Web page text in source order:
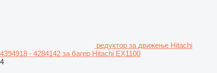
редуктор за движење Hitachi
4394918 - 4284142 за багер Hitachi EX1100
4